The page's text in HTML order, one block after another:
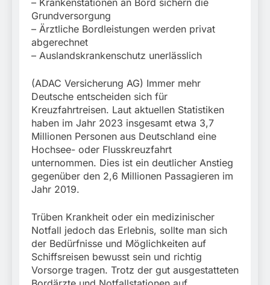
Bahnübergang in Aubing
/ Bundespolizei ermittelt
Eingriffs in den
Grundversorgung
– Ärztliche Bordleistungen werden privat
abgerechnet
– Auslandskrankenschutz unerlässlich
(ADAC Versicherung AG) Immer mehr
Deutsche entscheiden sich für
Kreuzfahrtreisen. Laut aktuellen Statistiken
haben im Jahr 2023 insgesamt etwa 3,7
Millionen Personen aus Deutschland eine
Hochsee- oder Flusskreuzfahrt
unternommen. Dies ist ein deutlicher Anstieg
gegenüber den 2,6 Millionen Passagieren im
Jahr 2019.
Trüben Krankheit oder ein medizinischer
Notfall jedoch das Erlebnis, sollte man sich
der Bedürfnisse und Möglichkeiten auf
Schiffsreisen bewusst sein und richtig
Vorsorge tragen. Trotz der gut ausgestatteten